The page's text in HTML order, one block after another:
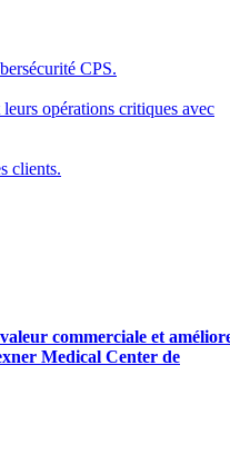
CPS.
opérations critiques avec
clients.
commerciale et
Medical Center de